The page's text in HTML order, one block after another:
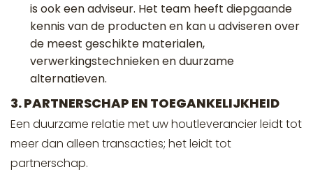
is ook een adviseur. Het team heeft diepgaande
kennis van de producten en kan u adviseren over
de meest geschikte materialen,
verwerkingstechnieken en duurzame
alternatieven.
3. PARTNERSCHAP EN TOEGANKELIJKHEID
Een duurzame relatie met uw houtleverancier leidt tot
meer dan alleen transacties; het leidt tot
partnerschap.